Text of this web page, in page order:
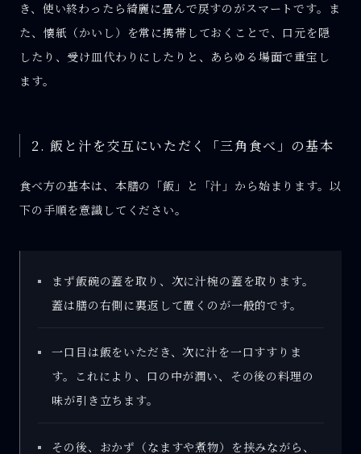
き、使い終わったら綺麗に畳んで戻すのがスマートです。ま
た、懐紙（かいし）を常に携帯しておくことで、口元を隠
したり、受け皿代わりにしたりと、あらゆる場面で重宝し
ます。
2. 飯と汁を交互にいただく「三角食べ」の基本
食べ方の基本は、本膳の「飯」と「汁」から始まります。以
下の手順を意識してください。
まず飯碗の蓋を取り、次に汁椀の蓋を取ります。
蓋は膳の右側に裏返して置くのが一般的です。
一口目は飯をいただき、次に汁を一口すすりま
す。これにより、口の中が潤い、その後の料理の
味が引き立ちます。
その後、おかず（なますや煮物）を挟みながら、